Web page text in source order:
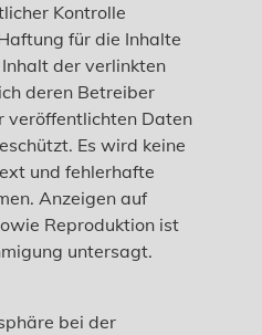
Kontrolle
für die Inhalte
der verlinkten
deren Betreiber
veröffentlichten Daten
Es wird keine
und fehlerhafte
Anzeigen auf
Reproduktion ist
untersagt.
bei der